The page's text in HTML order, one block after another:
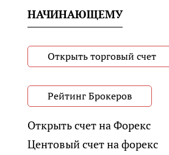
НАЧИНАЮЩЕМУ
Открыть торговый счет
Рейтинг Брокеров
Открыть счет на Форекс
Центовый счет на форекс